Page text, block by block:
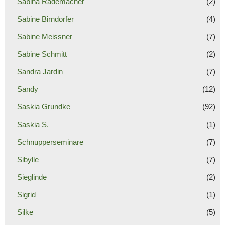
Sabine Birndorfer (4)
Sabine Meissner (7)
Sabine Schmitt (2)
Sandra Jardin (7)
Sandy (12)
Saskia Grundke (92)
Saskia S. (1)
Schnupperseminare (7)
Sibylle (7)
Sieglinde (2)
Sigrid (1)
Silke (5)